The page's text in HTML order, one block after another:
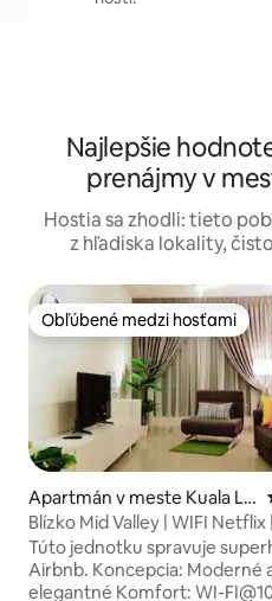
Najlepšie
prenájmy v
Hostia sa zhodli: tieto
z hľadiska lokality,
Obľúbené medzi hosťami
Obľúbené medzi hosťami
Apartmán v meste Kuala Lu
mpur
Blízko Mid Valley | WIFI
a elegantné
Túto jednotku spravuje
Airbnb. Koncepcia: Moderné a
elegantné Komfort: WI-FI@100 mpbs,